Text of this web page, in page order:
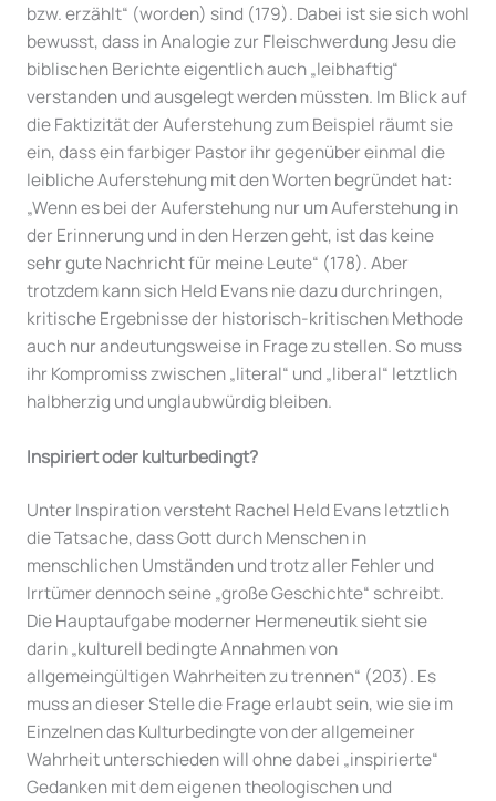
bzw. erzählt“ (worden) sind (179). Dabei ist sie sich wohl
bewusst, dass in Analogie zur Fleischwerdung Jesu die
biblischen Berichte eigentlich auch „leibhaftig“
verstanden und ausgelegt werden müssten. Im Blick auf
die Faktizität der Auferstehung zum Beispiel räumt sie
ein, dass ein farbiger Pastor ihr gegenüber einmal die
leibliche Auferstehung mit den Worten begründet hat:
„Wenn es bei der Auferstehung nur um Auferstehung in
der Erinnerung und in den Herzen geht, ist das keine
sehr gute Nachricht für meine Leute“ (178). Aber
trotzdem kann sich Held Evans nie dazu durchringen,
kritische Ergebnisse der historisch-kritischen Methode
auch nur andeutungsweise in Frage zu stellen. So muss
ihr Kompromiss zwischen „literal“ und „liberal“ letztlich
halbherzig und unglaubwürdig bleiben.
Inspiriert oder kulturbedingt?
Unter Inspiration versteht Rachel Held Evans letztlich
die Tatsache, dass Gott durch Menschen in
menschlichen Umständen und trotz aller Fehler und
Irrtümer dennoch seine „große Geschichte“ schreibt.
Die Hauptaufgabe moderner Hermeneutik sieht sie
darin „kulturell bedingte Annahmen von
allgemeingültigen Wahrheiten zu trennen“ (203). Es
muss an dieser Stelle die Frage erlaubt sein, wie sie im
Einzelnen das Kulturbedingte von der allgemeiner
Wahrheit unterschieden will ohne dabei „inspirierte“
Gedanken mit dem eigenen theologischen und